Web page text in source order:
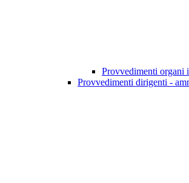
Provvedimenti organi
Provvedimenti dirigenti -